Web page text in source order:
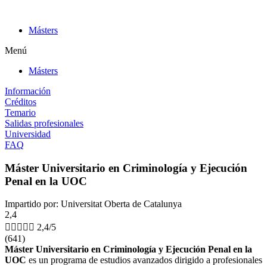
contenidoMásters
Menú
Másters
Información
Créditos
Temario
Salidas profesionales
Universidad
FAQ
Máster Universitario en Criminología y Ejecución
Penal en la UOC
Impartido por: Universitat Oberta de Catalunya
2,4
     2,4/5
(641)
Máster Universitario en Criminología y Ejecución Penal en la
UOC es un programa de estudios avanzados dirigido a profesionales